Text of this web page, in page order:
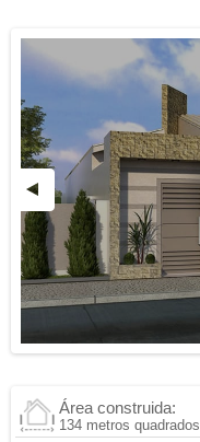
Área construida:
134 metros quadrados